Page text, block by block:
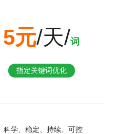
5元/天/词
指定关键词优化
科学、稳定、持续、可控